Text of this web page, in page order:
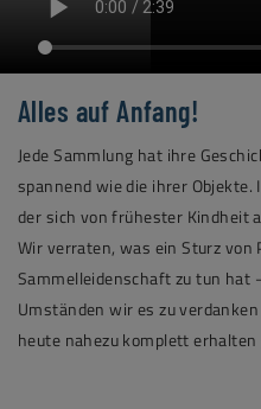
Alles auf Anfang!
Jede Sammlung hat ihre
spannend wie die ihrer
der sich von frühester Kindheit
Wir verraten, was ein Sturz
Sammelleidenschaft zu tun hat
Umständen wir es zu
heute nahezu komplett erhalten